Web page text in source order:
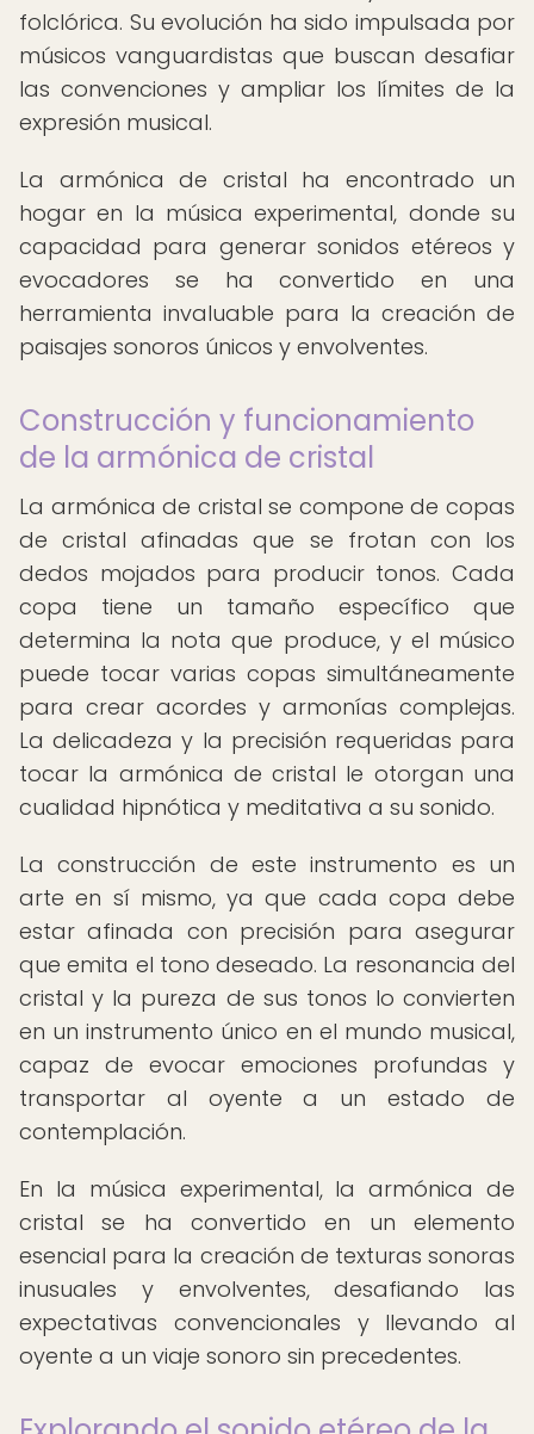
folclórica. Su evolución ha sido impulsada por
músicos vanguardistas que buscan desafiar
las convenciones y ampliar los límites de la
expresión musical.
La armónica de cristal ha encontrado un
hogar en la música experimental, donde su
capacidad para generar sonidos etéreos y
evocadores se ha convertido en una
herramienta invaluable para la creación de
paisajes sonoros únicos y envolventes.
Construcción y funcionamiento
de la armónica de cristal
La armónica de cristal se compone de copas
de cristal afinadas que se frotan con los
dedos mojados para producir tonos. Cada
copa tiene un tamaño específico que
determina la nota que produce, y el músico
puede tocar varias copas simultáneamente
para crear acordes y armonías complejas.
La delicadeza y la precisión requeridas para
tocar la armónica de cristal le otorgan una
cualidad hipnótica y meditativa a su sonido.
La construcción de este instrumento es un
arte en sí mismo, ya que cada copa debe
estar afinada con precisión para asegurar
que emita el tono deseado. La resonancia del
cristal y la pureza de sus tonos lo convierten
en un instrumento único en el mundo musical,
capaz de evocar emociones profundas y
transportar al oyente a un estado de
contemplación.
En la música experimental, la armónica de
cristal se ha convertido en un elemento
esencial para la creación de texturas sonoras
inusuales y envolventes, desafiando las
expectativas convencionales y llevando al
oyente a un viaje sonoro sin precedentes.